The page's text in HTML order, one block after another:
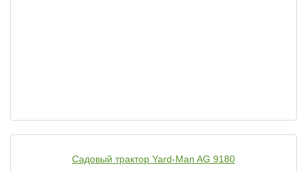
Садовый трактор Yard-Man AG 9180